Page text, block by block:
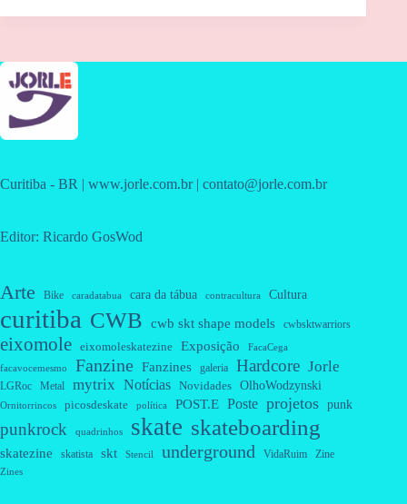
Curitiba - BR | www.jorle.com.br | contato@jorle.com.br
Editor: Ricardo GosWod
Arte Bike caradatabua cara da tábua contracultura Cultura
curitiba CWB cwb skt shape models cwbsktwarriors
eixomole eixomoleskatezine Exposição FacaCega
facavocemesmo Fanzine Fanzines galeria Hardcore Jorle
LGRoc Metal mytrix Notícias Novidades OlhoWodzynski
Ornitorrincos picosdeskate política POST.E Poste projetos punk
punkrock quadrinhos skate skateboarding
skatezine skatista skt Stencil underground VidaRuim Zine
Zines